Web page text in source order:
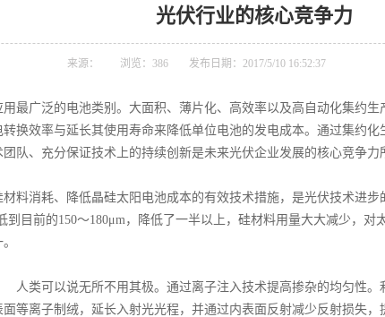
光伏行业的核心竞争力
来源： 浏览： 386 发布日期：2017/5/10 16:52:37
广泛的电池类别。大面积、薄片化、高效率以及高自动化集约生
换效率与延长其使用寿命来降低单位电池的发电成本。通过集约
队、充分保证技术上的持续创新是未来光伏企业发展的核心竞争力
消耗、降低晶硅太阳电池成本的有效技术措施，是光伏技术进
目前的150～180μm，降低了一半以上，硅材料用量大大减少，对
类可以说无所不用其极。通过离子注入技术提高掺杂的均匀性。
等离子制绒，延长入射光光程，并通过内表面反射减少反射损失